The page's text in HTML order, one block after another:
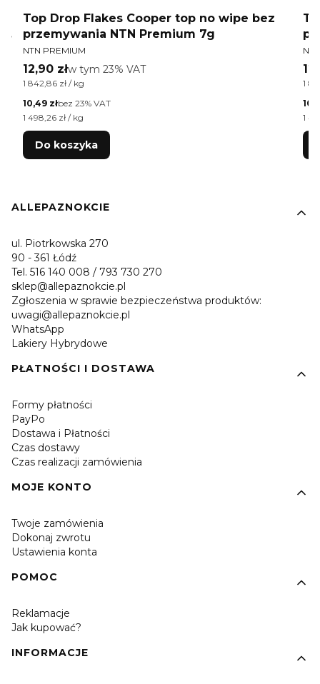
Top Drop Flakes Cooper top no wipe bez
przemywania NTN Premium 7g
PRODUCENT
NTN PREMIUM
Cena brutto
12,90 złw tym %s VAT
w tym 23% VAT
Cena jednostkowa brutto
1 842,86 zł / kg
Cena netto
10,49 złbez 23% VAT
Cena jednostkowa netto
1 498,26 zł / kg
Do koszyka
1
1
Linki w stopce
ALLEPAZNOKCIE
ul. Piotrkowska 270
90 - 361 Łódź
Tel. 516 140 008 / 793 730 270
sklep@allepaznokcie.pl
Zgłoszenia w sprawie bezpieczeństwa produktów:
uwagi@allepaznokcie.pl
WhatsApp
Lakiery Hybrydowe
PŁATNOŚCI I DOSTAWA
Formy płatności
PayPo
Dostawa i Płatności
Czas dostawy
Czas realizacji zamówienia
MOJE KONTO
Twoje zamówienia
Dokonaj zwrotu
Ustawienia konta
POMOC
Reklamacje
Jak kupować?
INFORMACJE